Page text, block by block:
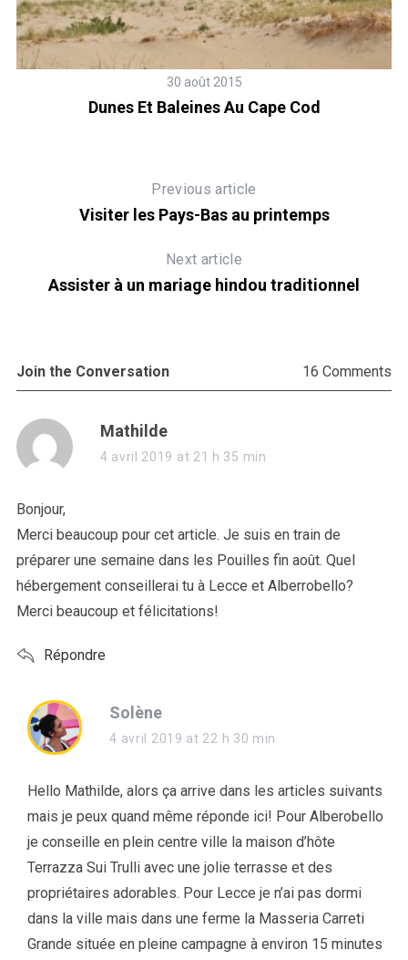
30 août 2015
Dunes Et Baleines Au Cape Cod
Previous article
Visiter les Pays-Bas au printemps
Next article
Assister à un mariage hindou traditionnel
Join the Conversation 16 Comments
s
a
:
Mathilde
4 avril 2019 at 21 h 35 min
Bonjour,
Merci beaucoup pour cet article. Je suis en train de
préparer une semaine dans les Pouilles fin août. Quel
hébergement conseillerai tu à Lecce et Alberrobello?
Merci beaucoup et félicitations!
Répondre
s
a
s
:
Solène
4 avril 2019 at 22 h 30 min
Hello Mathilde, alors ça arrive dans les articles suivants
mais je peux quand même réponde ici! Pour Alberobello
je conseille en plein centre ville la maison d’hôte
Terrazza Sui Trulli avec une jolie terrasse et des
propriétaires adorables. Pour Lecce je n’ai pas dormi
dans la ville mais dans une ferme la Masseria Carreti
Grande située en pleine campagne à environ 15 minutes